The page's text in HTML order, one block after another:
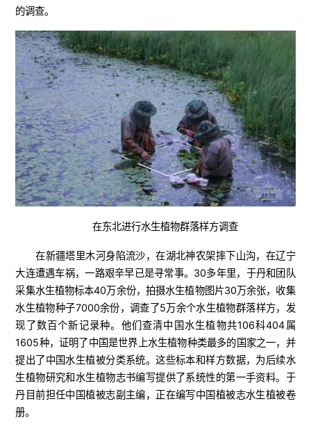
的调查。
在东北进行水生植物群落样方调查
在新疆塔里木河身陷流沙，在湖北神农架摔下山沟，在辽宁
大连遭遇车祸，一路艰辛早已是寻常事。30多年里，于丹和团队
采集水生植物标本40万余份，拍摄水生植物图片30万余张，收集
水生植物种子7000余份，调查了5万余个水生植物群落样方，发
现了数百个新记录种。他们查清中国水生植物共106科404属
1605种，证明了中国是世界上水生植物种类最多的国家之一，并
提出了中国水生植被分类系统。这些标本和样方数据，为后续水
生植物研究和水生植物志书编写提供了系统性的第一手资料。于
丹目前担任中国植被志副主编，正在编写中国植被志水生植被卷
册。